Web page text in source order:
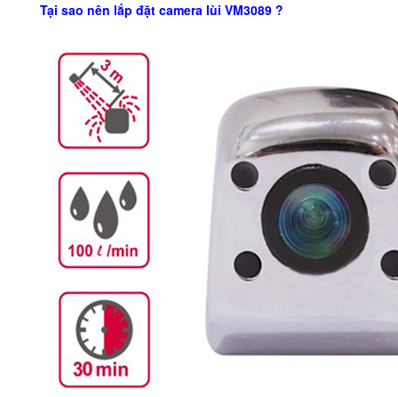
Tại sao nên lắp đặt camera lùi VM3089 ?